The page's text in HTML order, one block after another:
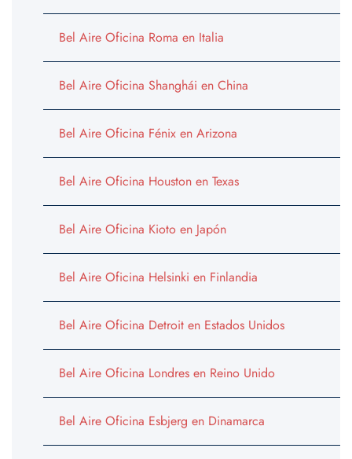
Bel Aire Oficina Roma en Italia
Bel Aire Oficina Shanghái en China
Bel Aire Oficina Fénix en Arizona
Bel Aire Oficina Houston en Texas
Bel Aire Oficina Kioto en Japón
Bel Aire Oficina Helsinki en Finlandia
Bel Aire Oficina Detroit en Estados Unidos
Bel Aire Oficina Londres en Reino Unido
Bel Aire Oficina Esbjerg en Dinamarca